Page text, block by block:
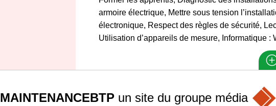
armoire électrique, Mettre sous tension
électronique, Respect des règles de sécurité,
Utilisation d’appareils de mesure, Informatique :
MAINTENANCEBTPun site du groupe média